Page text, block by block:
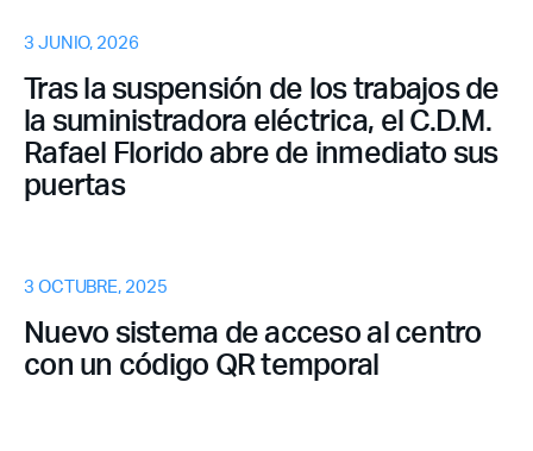
Acceso socios
Recuerda mis claves
3 JUNIO, 2026
Tras la suspensión de los trabajos de
la suministradora eléctrica, el C.D.M.
Rafael Florido abre de inmediato sus
puertas
3 OCTUBRE, 2025
Nuevo sistema de acceso al centro
con un código QR temporal